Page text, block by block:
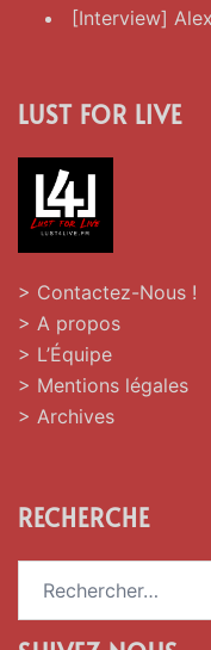
[Interview]
LUST FOR LIVE
> Contactez-Nous !
> A propos
> L’Équipe
> Mentions légales
> Archives
RECHERCHE